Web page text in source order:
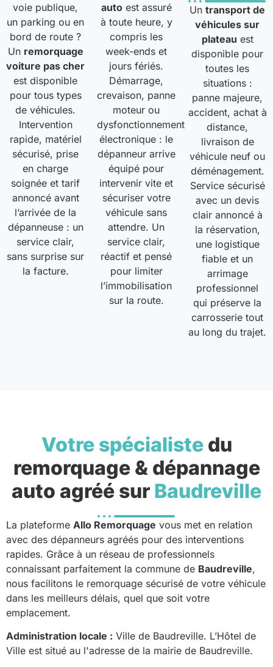
voie publique,
un parking ou en
bord de route ?
Un remorquage
voiture pas cher
est disponible
pour tous types
de véhicules.
Intervention
rapide, matériel
sécurisé, prise
en charge
soignée et tarif
annoncé avant
l’arrivée de la
dépanneuse : un
service clair,
sans surprise sur
la facture.
autoest assuré
à toute heure, y
compris les
week-ends et
jours fériés.
Démarrage,
crevaison, panne
moteur ou
dysfonctionnement
électronique : le
dépanneur arrive
équipé pour
intervenir vite et
sécuriser votre
véhicule sans
attendre. Un
service clair,
réactif et pensé
pour limiter
l’immobilisation
sur la route.
Untransport de
véhicules sur
plateau est
disponible pour
toutes les
situations :
panne majeure,
accident, achat à
distance,
livraison de
véhicule neuf ou
déménagement.
Service sécurisé
avec un devis
clair annoncé à
la réservation,
une logistique
fiable et un
arrimage
professionnel
qui préserve la
carrosserie tout
au long du trajet.
Votre spécialistedu
remorquage & dépannage
auto agréé sur Baudreville
La plateforme Allo Remorquage vous met en relation
avec des dépanneurs agréés pour des interventions
rapides. Grâce à un réseau de professionnels
connaissant parfaitement la commune de Baudreville,
nous facilitons le remorquage sécurisé de votre véhicule
dans les meilleurs délais, quel que soit votre
emplacement.
Administration locale : Ville de Baudreville. L’Hôtel de
Ville est situé au l'adresse de la mairie de Baudreville.